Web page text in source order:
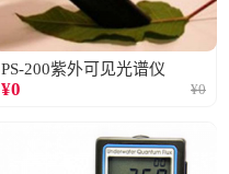
PS-200紫外可见光谱仪
¥0 ¥0